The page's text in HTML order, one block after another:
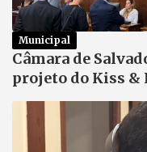
Municipal
Câmara de
projeto do Kiss &